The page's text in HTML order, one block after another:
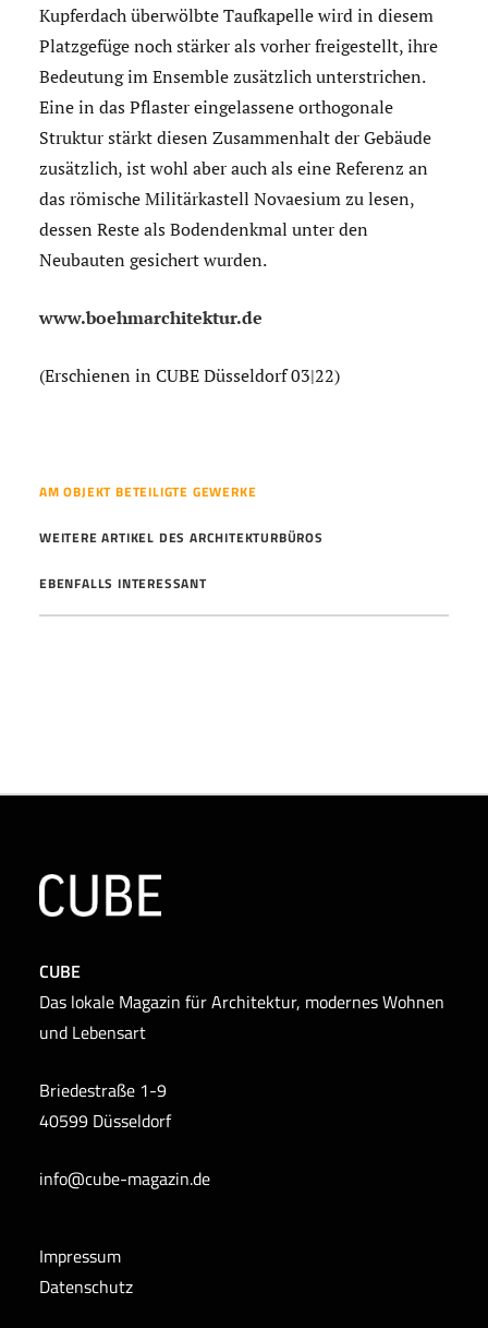
Kupferdach überwölbte Taufkapelle wird in diesem
Platzgefüge noch stärker als vorher freigestellt, ihre
Bedeutung im Ensemble zusätzlich unterstrichen.
Eine in das Pflaster eingelassene orthogonale
Struktur stärkt diesen Zusammenhalt der Gebäude
zusätzlich, ist wohl aber auch als eine Referenz an
das römische Militärkastell Novaesium zu lesen,
dessen Reste als Bodendenkmal unter den
Neubauten gesichert wurden.
www.boehmarchitektur.de
(Erschienen in CUBE Düsseldorf 03|22)
AM OBJEKT BETEILIGTE GEWERKE
WEITERE ARTIKEL DES ARCHITEKTURBÜROS
EBENFALLS INTERESSANT
CUBE
Das lokale Magazin für Architektur, modernes Wohnen
und Lebensart
Briedestraße 1-9
40599 Düsseldorf
info@cube-magazin.de
Impressum
Datenschutz